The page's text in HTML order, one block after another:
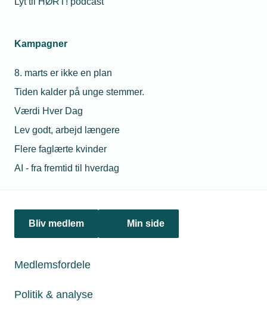
Kampagner
8. marts er ikke en plan
Tiden kalder på unge stemmer.
Værdi Hver Dag
Lev godt, arbejd længere
Flere faglærte kvinder
AI - fra fremtid til hverdag
Bliv medlem Min side
Medlemsfordele
Politik & analyse
eleverne at arbejde med robotter ved kantpressen. Viden